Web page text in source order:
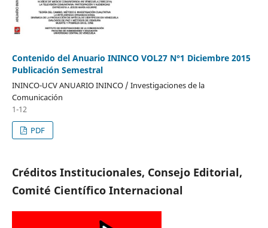
Contenido del Anuario ININCO VOL27 N°1 Diciembre 2015
Publicación Semestral
ININCO-UCV ANUARIO ININCO / Investigaciones de la
Comunicación
1-12
PDF
Créditos Institucionales, Consejo Editorial,
Comité Científico Internacional